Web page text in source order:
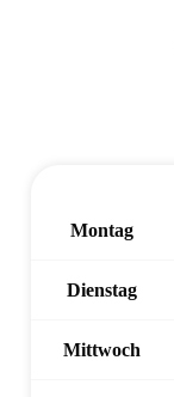
Montag
Dienstag
Mittwoch